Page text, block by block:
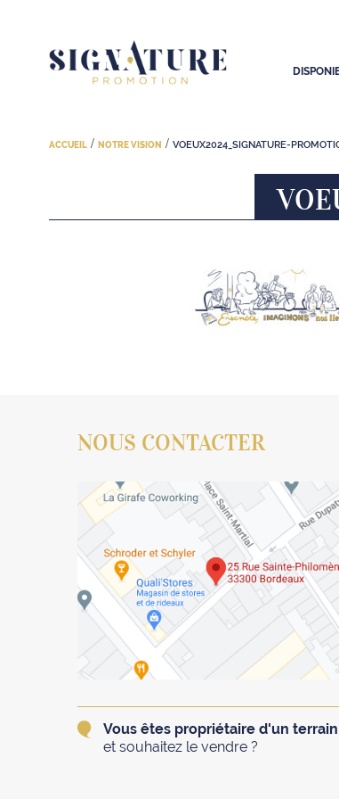
ACCUEIL / NOTRE VISION / VOEUX2024_SIGNATURE-
NOUS CONTACTER
Vous êtes propriétaire d'un terrain
et souhaitez le vendre ?